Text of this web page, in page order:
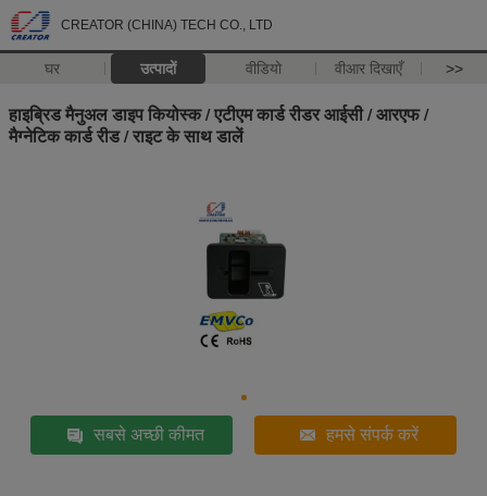
CREATOR (CHINA) TECH CO., LTD
घर उत्पादों वीडियो वीआर दिखाएँ >>
हाइब्रिड मैनुअल डाइप कियोस्क / एटीएम कार्ड रीडर आईसी / आरएफ /
मैग्नेटिक कार्ड रीड / राइट के साथ डालें
सबसे अच्छी कीमत हमसे संपर्क करें